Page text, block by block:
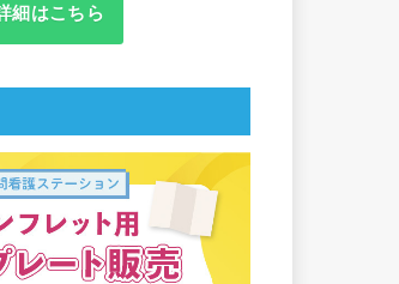
細はこちら